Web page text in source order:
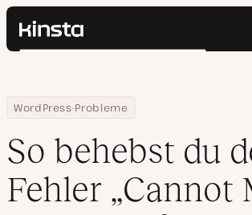
Kinsta®
Preise
Kontakt
Suchen
Home
Ressourcen Center
WordPress-Probleme
So behebst du den Fehler „Cannot Modify
So behebst du
Fehler „Cannot